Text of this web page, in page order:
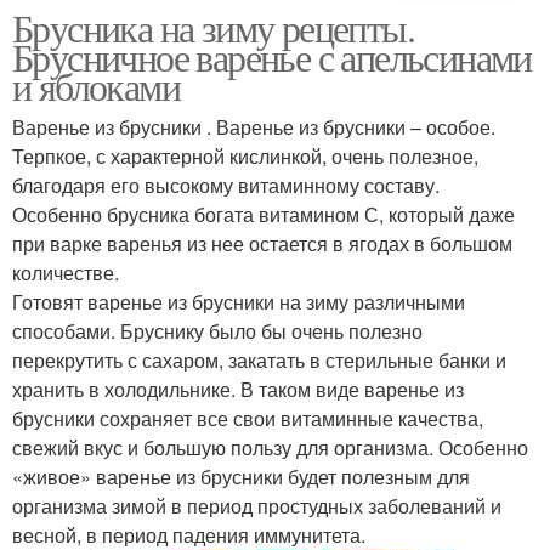
Вкусные рецепты Заготовки из брусники
Брусника с сахаром Варение из брусники
Брусника в сиропе Компот из брусники
Брусника на зиму рецепты.
Брусничное варенье с апельсинами
и яблоками
Варенье из брусники . Варенье из брусники – особое.
Терпкое, с характерной кислинкой, очень полезное,
благодаря его высокому витаминному составу.
Особенно брусника богата витамином С, который даже
при варке варенья из нее остается в ягодах в большом
количестве.
Готовят варенье из брусники на зиму различными
способами. Бруснику было бы очень полезно
перекрутить с сахаром, закатать в стерильные банки и
хранить в холодильнике. В таком виде варенье из
брусники сохраняет все свои витаминные качества,
свежий вкус и большую пользу для организма. Особенно
«живое» варенье из брусники будет полезным для
организма зимой в период простудных заболеваний и
весной, в период падения иммунитета.